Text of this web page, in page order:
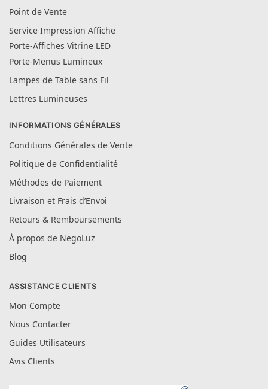
Point de Vente
Service Impression Affiche
Porte-Affiches Vitrine LED
Porte-Menus Lumineux
Lampes de Table sans Fil
Lettres Lumineuses
INFORMATIONS GÉNÉRALES
Conditions Générales de Vente
Politique de Confidentialité
Méthodes de Paiement
Livraison et Frais d’Envoi
Retours & Remboursements
À propos de NegoLuz
Blog
ASSISTANCE CLIENTS
Mon Compte
Nous Contacter
Guides Utilisateurs
Avis Clients